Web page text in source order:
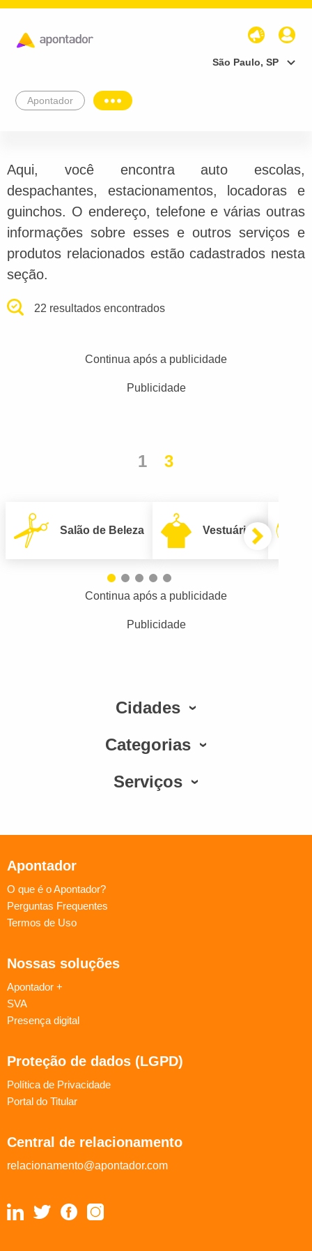
São Paulo, SP
Apontador
Aqui, você encontra auto escolas,
despachantes, estacionamentos, locadoras e
guinchos. O endereço, telefone e várias outras
informações sobre esses e outros serviços e
produtos relacionados estão cadastrados nesta
seção.
22 resultados encontrados
Continua após a publicidade
Publicidade
1 3
Salão de Beleza Vestuário
Continua após a publicidade
Publicidade
Cidades
Categorias
Serviços
Apontador
O que é o Apontador?
Perguntas Frequentes
Termos de Uso
Nossas soluções
Apontador +
SVA
Presença digital
Proteção de dados (LGPD)
Política de Privacidade
Portal do Titular
Central de relacionamento
relacionamento@apontador.com